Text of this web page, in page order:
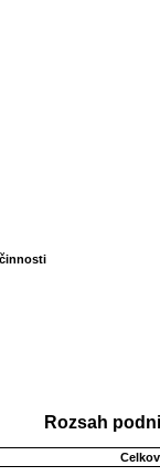
Rozsah